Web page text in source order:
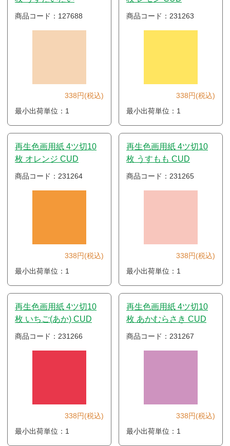
商品コード：127688
338円(税込)
最小出荷単位：1
商品コード：231263
338円(税込)
最小出荷単位：1
再生色画用紙 4ツ切10
枚 オレンジ CUD
商品コード：231264
338円(税込)
最小出荷単位：1
再生色画用紙 4ツ切10
枚 うすもも CUD
商品コード：231265
338円(税込)
最小出荷単位：1
再生色画用紙 4ツ切10
枚 いちご(あか) CUD
商品コード：231266
338円(税込)
最小出荷単位：1
再生色画用紙 4ツ切10
枚 あかむらさき CUD
商品コード：231267
338円(税込)
最小出荷単位：1